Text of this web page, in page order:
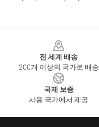
전 세계 배송
200개 이상의 국가로 배송
국제 보증
사용 국가에서 제공